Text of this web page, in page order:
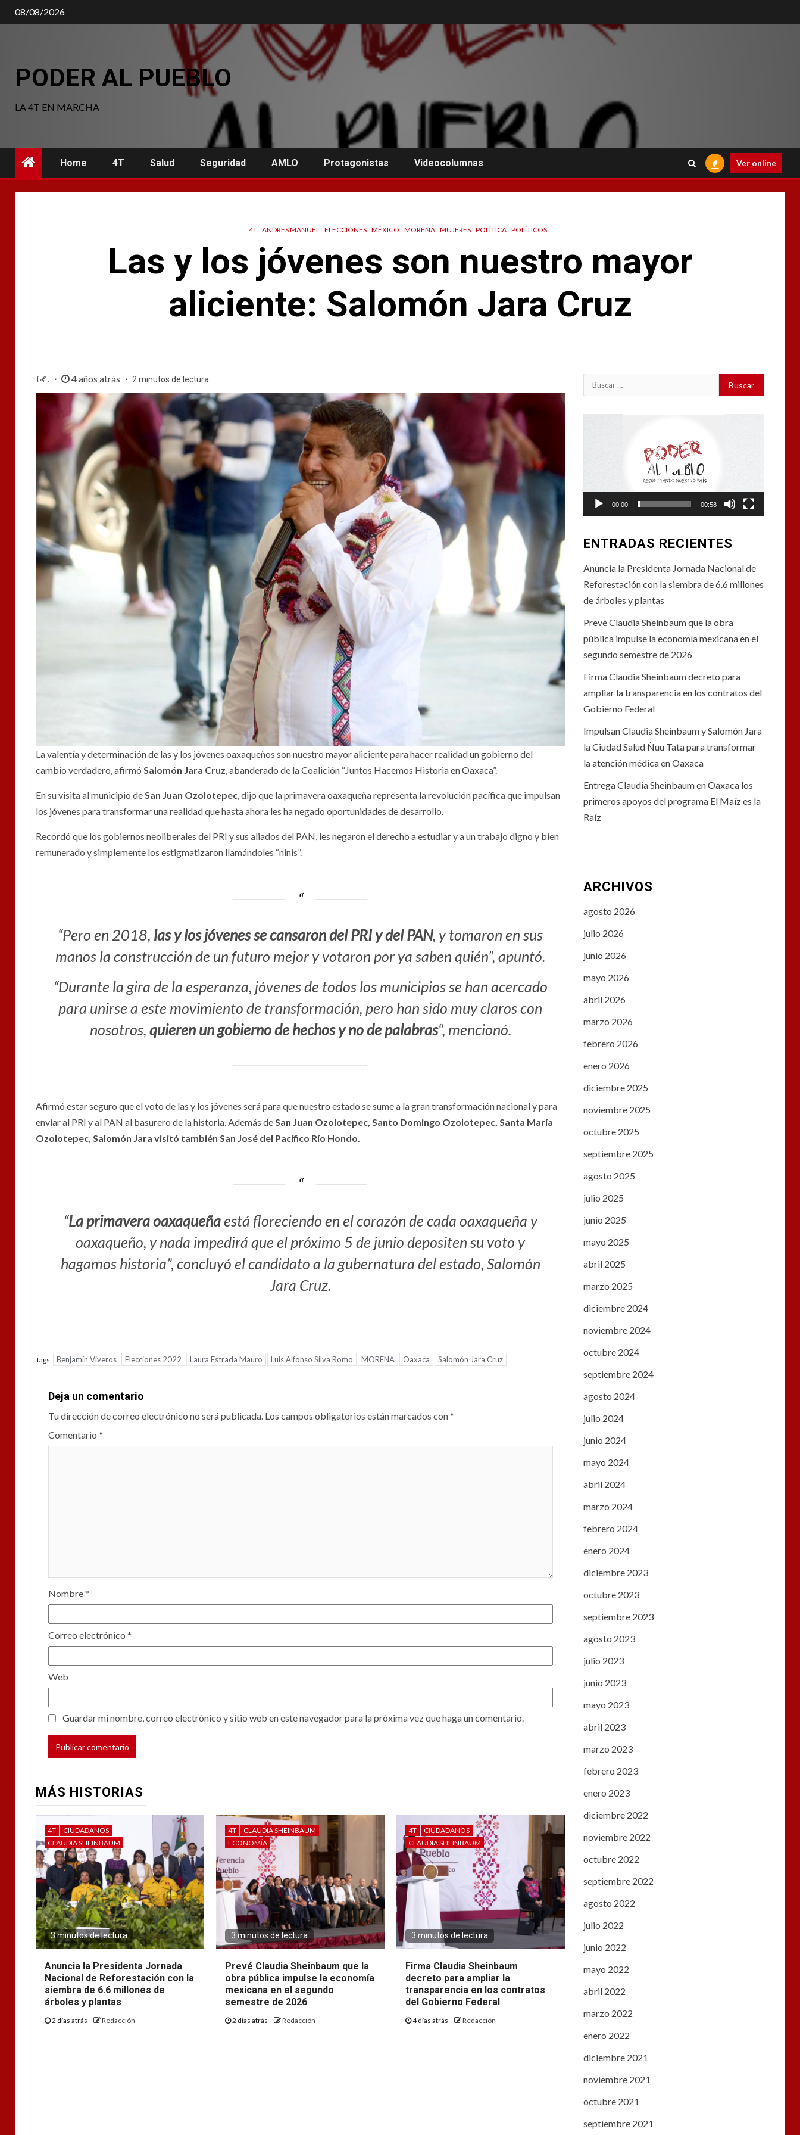
Saltar
al
08/08/2026
PODER AL PUEBLO
LA 4T EN MARCHA
Home 4T Salud Seguridad AMLO Protagonistas Videocolumnas Ver online
4T ANDRES MANUEL ELECCIONES MÉXICO MORENA MUJERES POLÍTICA POLÍTICOS
Las y los jóvenes son nuestro mayor
aliciente: Salomón Jara Cruz
. 4 años atrás 2 minutos de lectura
La valentía y determinación de las y los jóvenes oaxaqueños son nuestro mayor aliciente para hacer realidad un gobierno del
cambio verdadero, afirmó Salomón Jara Cruz, abanderado de la Coalición “Juntos Hacemos Historia en Oaxaca”.
En su visita al municipio deSan Juan Ozolotepec, dijo que la primavera oaxaqueña representa la revolución pacífica que impulsan
los jóvenes para transformar una realidad que hasta ahora les ha negado oportunidades de desarrollo.
Recordó que los gobiernos neoliberales del PRI y sus aliados del PAN, les negaron el derecho a estudiar y a un trabajo digno y bien
remunerado y simplemente los estigmatizaron llamándoles “ninis”.
“Pero en 2018, las y los jóvenes se cansaron del PRI y del PAN, y tomaron en sus
manos la construcción de un futuro mejor y votaron por ya saben quién”, apuntó.
“Durante la gira de la esperanza, jóvenes de todos los municipios se han acercado
para unirse a este movimiento de transformación, pero han sido muy claros con
nosotros, quieren un gobierno de hechos y no de palabras“, mencionó.
Afirmó estar seguro que el voto de las y los jóvenes será para que nuestro estado se sume a la gran transformación nacional y para
enviar al PRI y al PAN al basurero de la historia. Además deSan Juan Ozolotepec, Santo Domingo Ozolotepec, Santa María
Ozolotepec, Salomón Jara visitó también San José del Pacífico Río Hondo.
“La primavera oaxaqueñaestá floreciendo en el corazón de cada oaxaqueña y
oaxaqueño, y nada impedirá que el próximo 5 de junio depositen su voto y
hagamos historia”, concluyó el candidato a la gubernatura del estado, Salomón
Jara Cruz.
Tags: Benjamín Viveros Elecciones 2022 Laura Estrada Mauro Luis Alfonso Silva Romo MORENA Oaxaca Salomón Jara Cruz
Deja un comentario
Tu dirección de correo electrónico no será publicada. Los campos obligatorios están marcados con*
Comentario *
Nombre*
Correo electrónico *
Web
Guardar mi nombre, correo electrónico y sitio web en este navegador para la próxima vez que haga un comentario.
MÁS HISTORIAS
4T
CIUDADANOS
CLAUDIA SHEINBAUM
3 minutos de lectura
Anuncia la Presidenta Jornada
Nacional de Reforestación con la
siembra de 6.6 millones de
árboles y plantas
2 días atrás Redacción
4T
CLAUDIA SHEINBAUM
ECONOMÍA
3 minutos de lectura
Prevé Claudia Sheinbaum que la
obra pública impulse la economía
mexicana en el segundo
semestre de 2026
2 días atrás Redacción
4T
CIUDADANOS
CLAUDIA SHEINBAUM
3 minutos de lectura
Firma Claudia Sheinbaum
decreto para ampliar la
transparencia en los contratos
del Gobierno Federal
4 días atrás Redacción
Buscar:
00:00 00:58
ENTRADAS RECIENTES
Anuncia la Presidenta Jornada Nacional de
Reforestación con la siembra de 6.6 millones
de árboles y plantas
Prevé Claudia Sheinbaum que la obra
pública impulse la economía mexicana en el
segundo semestre de 2026
Firma Claudia Sheinbaum decreto para
ampliar la transparencia en los contratos del
Gobierno Federal
Impulsan Claudia Sheinbaum y Salomón Jara
la Ciudad Salud Ñuu Tata para transformar
la atención médica en Oaxaca
Entrega Claudia Sheinbaum en Oaxaca los
primeros apoyos del programa El Maíz es la
Raíz
ARCHIVOS
agosto 2026
julio 2026
junio 2026
mayo 2026
abril 2026
marzo 2026
febrero 2026
enero 2026
diciembre 2025
noviembre 2025
octubre 2025
septiembre 2025
agosto 2025
julio 2025
junio 2025
mayo 2025
abril 2025
marzo 2025
diciembre 2024
noviembre 2024
octubre 2024
septiembre 2024
agosto 2024
julio 2024
junio 2024
mayo 2024
abril 2024
marzo 2024
febrero 2024
enero 2024
diciembre 2023
octubre 2023
septiembre 2023
agosto 2023
julio 2023
junio 2023
mayo 2023
abril 2023
marzo 2023
febrero 2023
enero 2023
diciembre 2022
noviembre 2022
octubre 2022
septiembre 2022
agosto 2022
julio 2022
junio 2022
mayo 2022
abril 2022
marzo 2022
enero 2022
diciembre 2021
noviembre 2021
octubre 2021
septiembre 2021